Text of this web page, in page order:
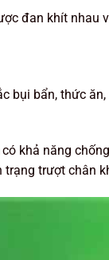
đan khít nhau
bẩn, thức
khả năng
trượt chân